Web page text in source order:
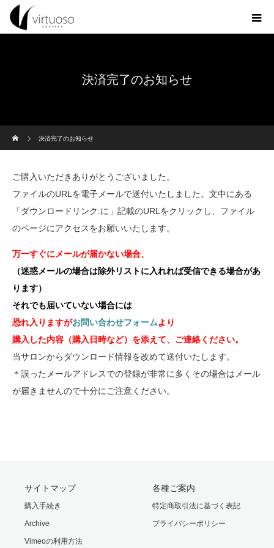
決済完了のお知らせ
決済完了のお知らせ
ご購入いただきありがとうございました。
ファイルのURLを電子メールで送付いたしました。文中にある
「ダウンロードリンク:に」記載のURLをクリックし、ファイル
のページにアクセスをお願いいたします。
万一すぐにメールが届かない場合、
（迷惑メールの場合は除外リストに入れれば受信できる場合があ
ります）
それでも届いていない場合には
恐れ入りますがお問い合わせフォームより
購入した内容（購入日時など）を添えて、ご連絡ください。
当サロンからダウンロード情報を改めて送付いたします。
＊誤ったメールアドレスでの登録が非常に多くその場合はメール
が届きませんので十分にご注意ください。
サイトマップ
購入手続き
Archive
Vimeoの利用方法
各種ご案内
特定商取引法に基づく表記
プライバシーポリシー